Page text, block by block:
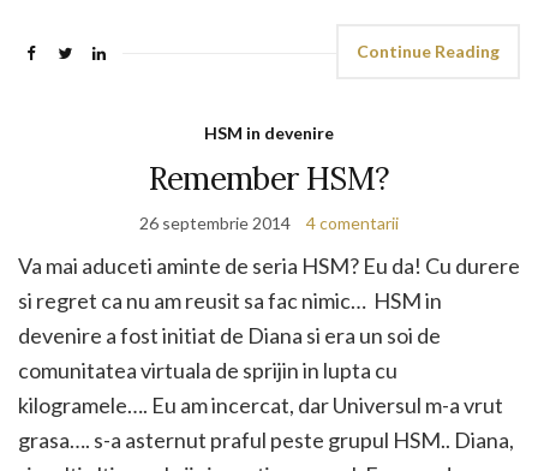
Continue Reading
HSM in devenire
Remember HSM?
26 septembrie 2014 4 comentarii
Va mai aduceti aminte de seria HSM? Eu da! Cu durere
si regret ca nu am reusit sa fac nimic… HSM in
devenire a fost initiat de Diana si era un soi de
comunitatea virtuala de sprijin in lupta cu
kilogramele…. Eu am incercat, dar Universul m-a vrut
grasa…. s-a asternut praful peste grupul HSM.. Diana,